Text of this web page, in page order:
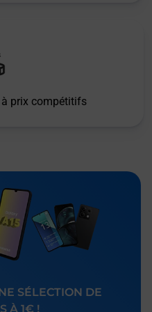
prix compétitifs
SÉLECTION DE
À 1€ !